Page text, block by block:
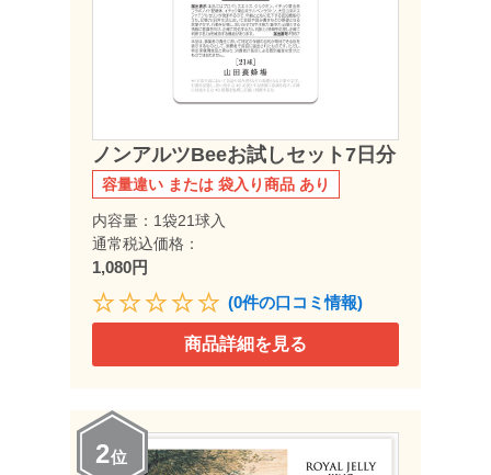
ノンアルツBeeお試しセット7日分
容量違い または 袋入り商品 あり
内容量：1袋21球入
通常税込価格：
1,080円
(0件の口コミ情報)
商品詳細を見る
2位